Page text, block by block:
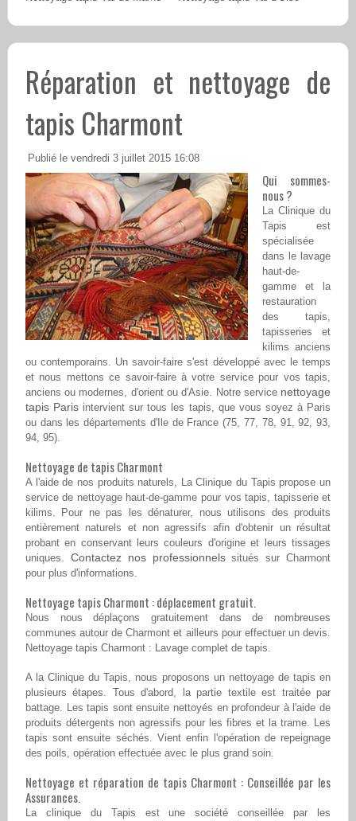
Réparation et nettoyage de
tapis Charmont
Publié le vendredi 3 juillet 2015 16:08
Qui sommes-
nous ?
La Clinique du
Tapis est
spécialisée
dans le lavage
haut-de-
gamme et la
restauration
des tapis,
tapisseries et
kilims anciens
ou contemporains. Un savoir-faire s'est développé avec le temps
et nous mettons ce savoir-faire à votre service pour vos tapis,
anciens ou modernes, d'orient ou d'Asie. Notre service nettoyage
tapis Paris intervient sur tous les tapis, que vous soyez à Paris
ou dans les départements d'Ile de France (75, 77, 78, 91, 92, 93,
94, 95).
Nettoyage de tapis Charmont
A l'aide de nos produits naturels, La Clinique du Tapis propose un
service de nettoyage haut-de-gamme pour vos tapis, tapisserie et
kilims. Pour ne pas les dénaturer, nous utilisons des produits
entièrement naturels et non agressifs afin d'obtenir un résultat
probant en conservant leurs couleurs d'origine et leurs tissages
uniques. Contactez nos professionnelssitués sur Charmont
pour plus d'informations.
Nettoyage tapis Charmont : déplacement gratuit.
Nous nous déplaçons gratuitement dans de nombreuses
communes autour de Charmont et ailleurs pour effectuer un devis.
Nettoyage tapis Charmont : Lavage complet de tapis.
A la Clinique du Tapis, nous proposons un nettoyage de tapis en
plusieurs étapes. Tous d'abord, la partie textile est traitée par
battage. Les tapis sont ensuite nettoyés en profondeur à l'aide de
produits détergents non agressifs pour les fibres et la trame. Les
tapis sont ensuite séchés. Vient enfin l'opération de repeignage
des poils, opération effectuée avec le plus grand soin.
Nettoyage et réparation de tapis Charmont : Conseillée par les
Assurances.
La clinique du Tapis est une société conseillée par les